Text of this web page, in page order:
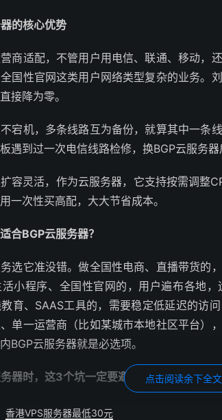
的核心优势
适配，不管用户用电信、联通、移动，
国性官网这类用户网络类型复杂的业务。
接降为零。
机，多条线路互为备份，就算其中一条
遇到过一次电信线路检修，换BGP云服务
灵活，作为云服务器，它支持按需调整
一次性买高配，大大节省成本。
合BGP云服务器？
它准没错。做全国性电商、直播带货的
小程序、全国性官网的，用户遍布各地
育、SAAS工具的，需要稳定低延迟的访
单一运营商（比如某城市本地社区平台）
BGP云服务器就是必选项。
器时，这3个坑一定要避开
，有些服务商号称“BGP”，实际是单线绕
点击阅读余下全文
香港VPS服务器最低30元